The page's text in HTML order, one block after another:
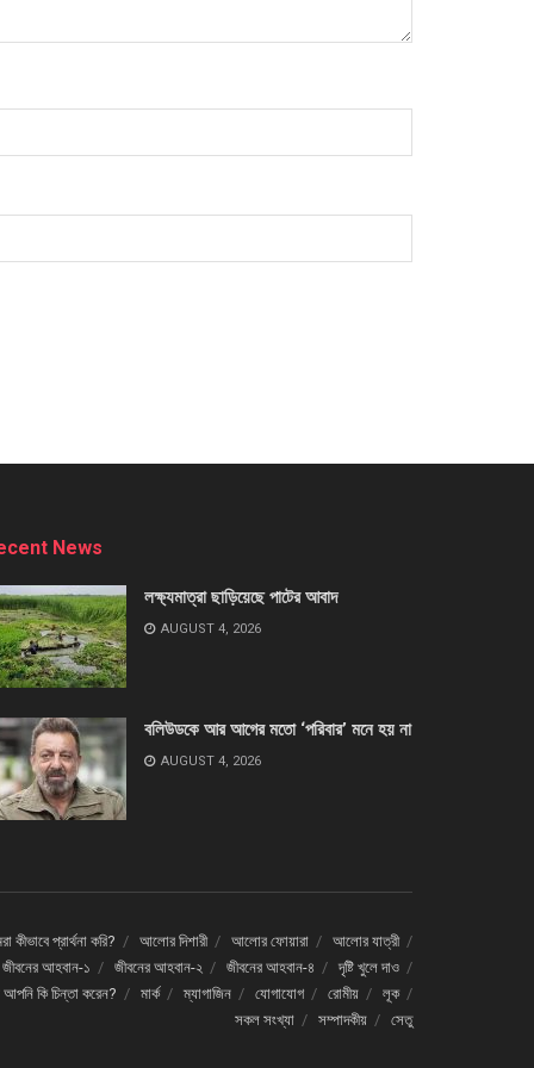
News
লক্ষ্যমাত্রা ছাড়িয়েছে পাটের আবাদ
AUGUST 4, 2026
বলিউডকে আর আগের মতো ‘পরিবার’ মনে হয় না
AUGUST 4, 2026
কীভাবে প্রার্থনা করি? আলোর দিশারী আলোর ফোয়ারা
আলোর যাত্রী
জীবনের আহবান-১ জীবনের আহবান-২ জীবনের আহবান-৪
দৃষ্টি খুলে দাও
কি চিন্তা করেন? মার্ক ম্যাগাজিন যোগাযোগ রোমীয়
লূক
সকল সংখ্যা
সম্পাদকীয় সেতু